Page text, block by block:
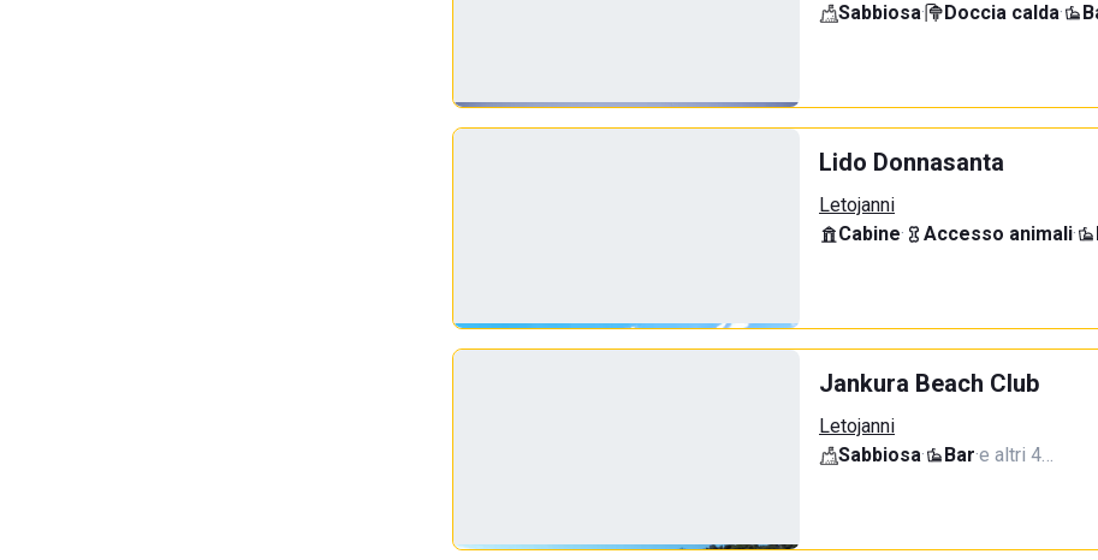
Sabbiosa· Doccia calda·
Lido Donnasanta
Letojanni
Cabine· Accesso animali·
Jankura Beach Club
Letojanni
Sabbiosa· Bar·e altri 4…